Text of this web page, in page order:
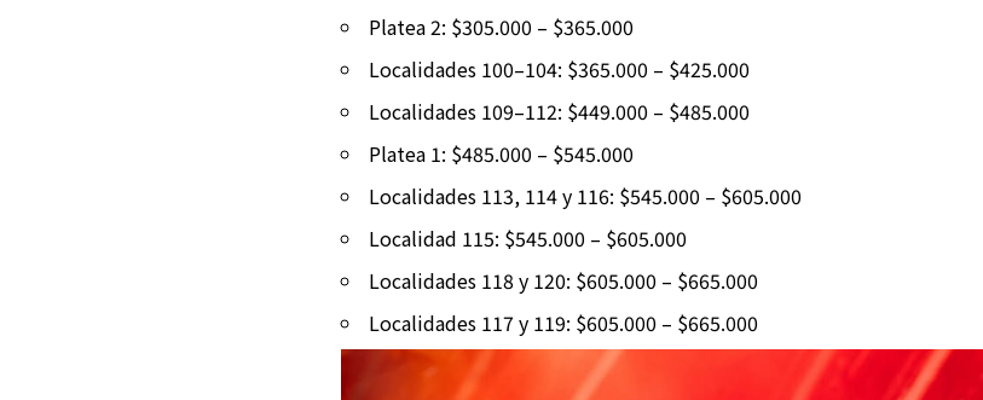
Platea 2: $305.000 – $365.000
Localidades 100–104: $365.000 – $425.000
Localidades 109–112: $449.000 – $485.000
Platea 1: $485.000 – $545.000
Localidades 113, 114 y 116: $545.000 – $605.000
Localidad 115: $545.000 – $605.000
Localidades 118 y 120: $605.000 – $665.000
Localidades 117 y 119: $605.000 – $665.000